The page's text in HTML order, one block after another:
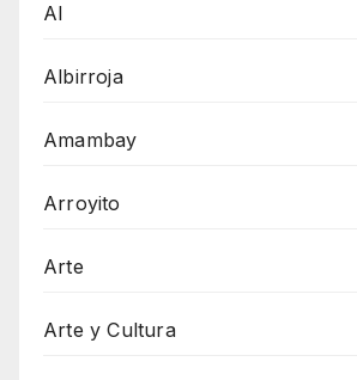
AI
Albirroja
Amambay
Arroyito
Arte
Arte y Cultura